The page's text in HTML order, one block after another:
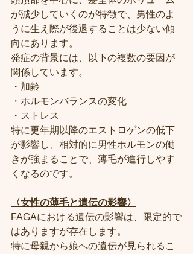
が減少していくのが特徴で、男性のよ
うに生え際が後退することは少ない傾
向にあります。
発症の背景には、以下の複数の要因が
関係しています。
・加齢
・ホルモンバランスの変化
・ストレス
特に更年期以降のエストロゲンの低下
が影響し、相対的に男性ホルモンの働
きが強まることで、薄毛が進行しやす
くなるのです。
〈女性の薄毛と遺伝の影響〉
FAGAにおける遺伝の影響は、限定的で
はありますが存在します。
特に母親から娘への遺伝が見られるこ